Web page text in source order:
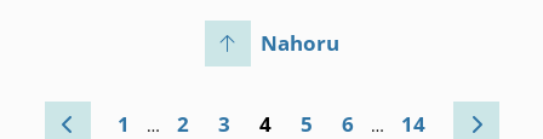
1 … 2 3 4 5 6 … 14
Nahoru